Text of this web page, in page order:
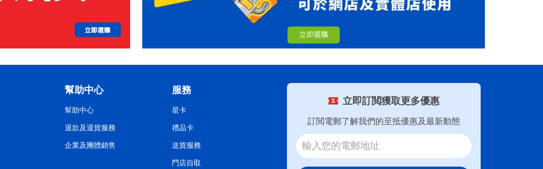
立即訂閲獲取更多優惠
訂閲電郵了解我們的至抵優惠及最新動態
幫助中心
幫助中心
退款及退貨服務
企業及團體銷售
服務
星卡
禮品卡
送貨服務
門店自取